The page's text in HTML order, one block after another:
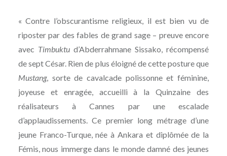
« Contre l’obscurantisme religieux, il est bien vu de
riposter par des fables de grand sage – preuve encore
avec Timbuktud’Abderrahmane Sissako, récompensé
de sept César. Rien de plus éloigné de cette posture que
Mustang, sorte de cavalcade polissonne et féminine,
joyeuse et enragée, accueilli à la Quinzaine des
réalisateurs à Cannes par une escalade
d’applaudissements. Ce premier long métrage d’une
jeune Franco-Turque, née à Ankara et diplômée de la
Fémis, nous immerge dans le monde damné des jeunes